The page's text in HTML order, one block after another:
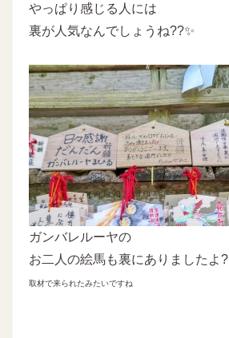
やっぱり感じる人には
裏が人気なんでしょうね??✨
ガンバレルーヤの
お二人の絵馬も裏にありましたよ?
取材で来られたみたいですね